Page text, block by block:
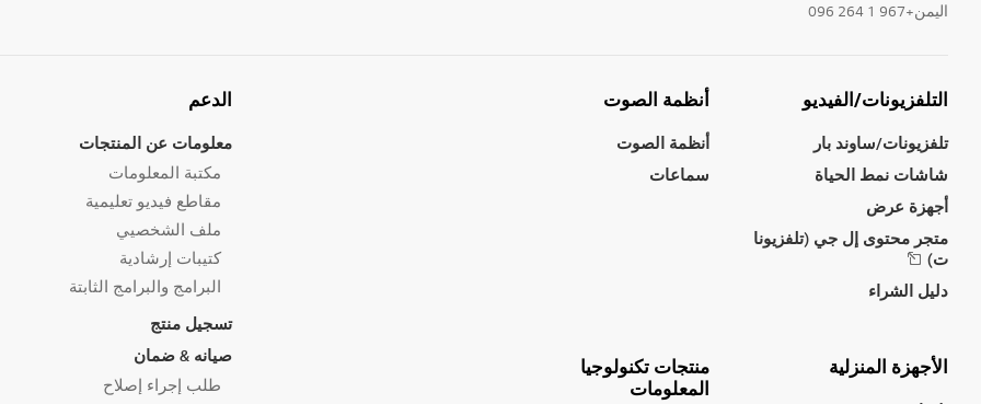
اليمن+967 1 264 096
التلفزيونات/الفيديو
تلفزيونات/ساوند بار
شاشات نمط الحياة
أجهزة عرض
متجر محتوى إل جي (تلفزيونا
ت)
دليل الشراء
أنظمة الصوت
أنظمة الصوت
سماعات
الأجهزة المنزلية
منتجات تكنولوجيا
المعلومات
الدعم
معلومات عن المنتجات
مكتبة المعلومات
مقاطع فيديو تعليمية
ملف الشخصيي
كتيبات إرشادية
البرامج والبرامج الثابتة
تسجيل منتج
صيانه & ضمان
طلب إجراء إصلاح